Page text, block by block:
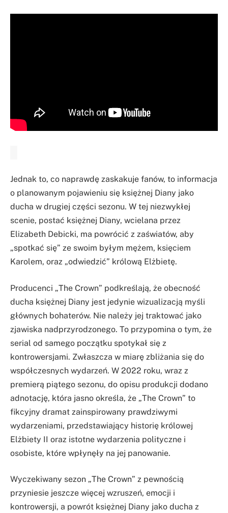
Jednak to, co naprawdę zaskakuje fanów, to informacja
o planowanym pojawieniu się księżnej Diany jako
ducha w drugiej części sezonu. W tej niezwykłej
scenie, postać księżnej Diany, wcielana przez
Elizabeth Debicki, ma powrócić z zaświatów, aby
„spotkać się” ze swoim byłym mężem, księciem
Karolem, oraz „odwiedzić” królową Elżbietę.
Producenci „The Crown” podkreślają, że obecność
ducha księżnej Diany jest jedynie wizualizacją myśli
głównych bohaterów. Nie należy jej traktować jako
zjawiska nadprzyrodzonego. To przypomina o tym, że
serial od samego początku spotykał się z
kontrowersjami. Zwłaszcza w miarę zbliżania się do
współczesnych wydarzeń. W 2022 roku, wraz z
premierą piątego sezonu, do opisu produkcji dodano
adnotację, która jasno określa, że „The Crown” to
fikcyjny dramat zainspirowany prawdziwymi
wydarzeniami, przedstawiający historię królowej
Elżbiety II oraz istotne wydarzenia polityczne i
osobiste, które wpłynęły na jej panowanie.
Wyczekiwany sezon „The Crown” z pewnością
przyniesie jeszcze więcej wzruszeń, emocji i
kontrowersji, a powrót księżnej Diany jako ducha z